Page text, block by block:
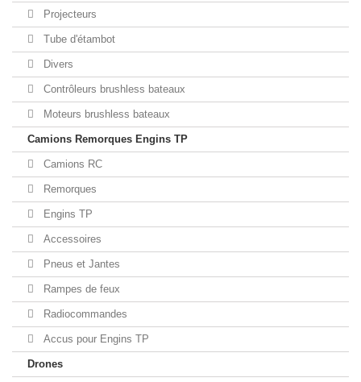
Projecteurs
Tube d'étambot
Divers
Contrôleurs brushless bateaux
Moteurs brushless bateaux
Camions Remorques Engins TP
Camions RC
Remorques
Engins TP
Accessoires
Pneus et Jantes
Rampes de feux
Radiocommandes
Accus pour Engins TP
Drones